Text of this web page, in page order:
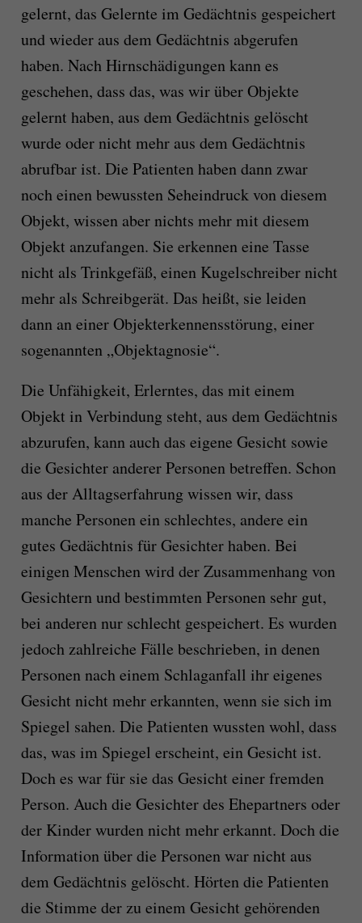
gelernt, das Gelernte im Gedächtnis gespeichert
und wieder aus dem Gedächtnis abgerufen
haben. Nach Hirnschädigungen kann es
geschehen, dass das, was wir über Objekte
gelernt haben, aus dem Gedächtnis gelöscht
wurde oder nicht mehr aus dem Gedächtnis
abrufbar ist. Die Patienten haben dann zwar
noch einen bewussten Seheindruck von diesem
Objekt, wissen aber nichts mehr mit diesem
Objekt anzufangen. Sie erkennen eine Tasse
nicht als Trinkgefäß, einen Kugelschreiber nicht
mehr als Schreibgerät. Das heißt, sie leiden
dann an einer Objekterkennensstörung, einer
sogenannten „Objektagnosie“.
Die Unfähigkeit, Erlerntes, das mit einem
Objekt in Verbindung steht, aus dem Gedächtnis
abzurufen, kann auch das eigene Gesicht sowie
die Gesichter anderer Personen betreffen. Schon
aus der Alltagserfahrung wissen wir, dass
manche Personen ein schlechtes, andere ein
gutes Gedächtnis für Gesichter haben. Bei
einigen Menschen wird der Zusammenhang von
Gesichtern und bestimmten Personen sehr gut,
bei anderen nur schlecht gespeichert. Es wurden
jedoch zahlreiche Fälle beschrieben, in denen
Personen nach einem Schlaganfall ihr eigenes
Gesicht nicht mehr erkannten, wenn sie sich im
Spiegel sahen. Die Patienten wussten wohl, dass
das, was im Spiegel erscheint, ein Gesicht ist.
Doch es war für sie das Gesicht einer fremden
Person. Auch die Gesichter des Ehepartners oder
der Kinder wurden nicht mehr erkannt. Doch die
Information über die Personen war nicht aus
dem Gedächtnis gelöscht. Hörten die Patienten
die Stimme der zu einem Gesicht gehörenden